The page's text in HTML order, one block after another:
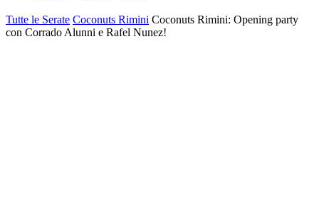
Tutte le Serate Coconuts Rimini Coconuts Rimini: Opening party
con Corrado Alunni e Rafel Nunez!